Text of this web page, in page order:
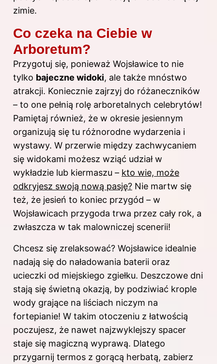
zimie.
Co czeka na Ciebie w
Arboretum?
Przygotuj się, ponieważ Wojsławice to nie
tylko bajeczne widoki, ale także mnóstwo
atrakcji. Koniecznie zajrzyj do różaneczników
– to one pełnią rolę arboretalnych celebrytów!
Pamiętaj również, że w okresie jesiennym
organizują się tu różnorodne wydarzenia i
wystawy. W przerwie między zachwycaniem
się widokami możesz wziąć udział w
wykładzie lub kiermaszu – kto wie, może
odkryjesz swoją nową pasję? Nie martw się
też, że jesień to koniec przygód – w
Wojsławicach przygoda trwa przez cały rok, a
zwłaszcza w tak malowniczej scenerii!
Chcesz się zrelaksować? Wojsławice idealnie
nadają się do naładowania baterii oraz
ucieczki od miejskiego zgiełku. Deszczowe dni
stają się świetną okazją, by podziwiać krople
wody grające na liściach niczym na
fortepianie! W takim otoczeniu z łatwością
poczujesz, że nawet najzwyklejszy spacer
staje się magiczną wyprawą. Dlatego
przygarnij termos z gorącą herbatą, zabierz